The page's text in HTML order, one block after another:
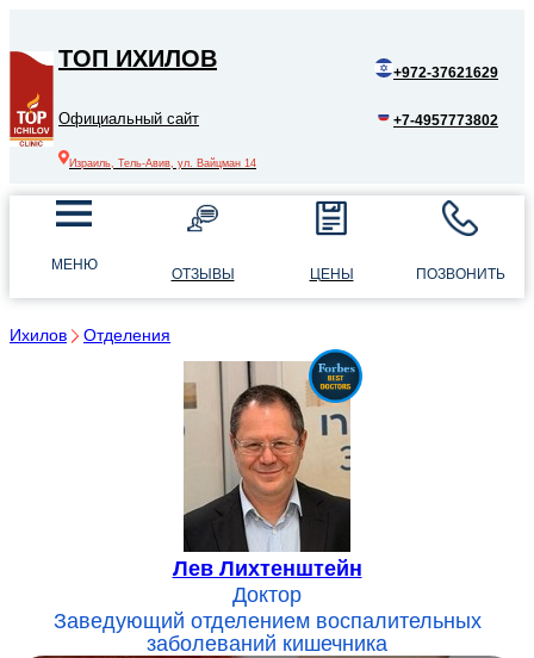
ТОП ИХИЛОВ
Официальный сайт
Израиль, Тель-Авив, ул. Вайцман 14
+972-37621629
+7-4957773802
МЕНЮ
ОТЗЫВЫ ЦЕНЫ ПОЗВОНИТЬ
Ихилов Отделения
Лев Лихтенштейн
Доктор
Заведующий отделением воспалительных
заболеваний кишечника